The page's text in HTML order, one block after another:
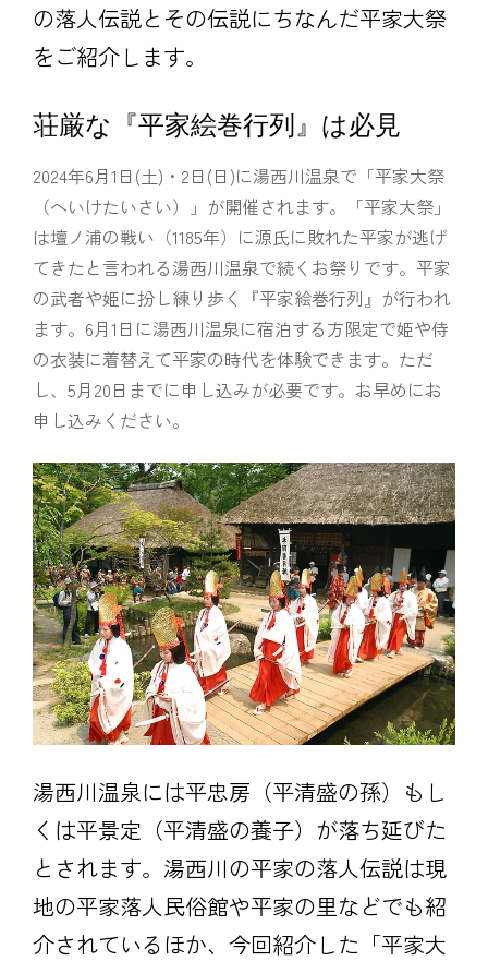
の落人伝説とその伝説にちなんだ平家大祭
をご紹介します。
荘厳な『平家絵巻行列』は必見
2024年6月1日(土)・2日(日)に湯西川温泉で「平家大祭
（へいけたいさい）」が開催されます。「平家大祭」
は壇ノ浦の戦い（1185年）に源氏に敗れた平家が逃げ
てきたと言われる湯西川温泉で続くお祭りです。平家
の武者や姫に扮し練り歩く『平家絵巻行列』が行われ
ます。6月1日に湯西川温泉に宿泊する方限定で姫や侍
の衣装に着替えて平家の時代を体験できます。ただ
し、5月20日までに申し込みが必要です。お早めにお
申し込みください。
湯西川温泉には平忠房（平清盛の孫）もし
くは平景定（平清盛の養子）が落ち延びた
とされます。湯西川の平家の落人伝説は現
地の平家落人民俗館や平家の里などでも紹
介されているほか、今回紹介した「平家大